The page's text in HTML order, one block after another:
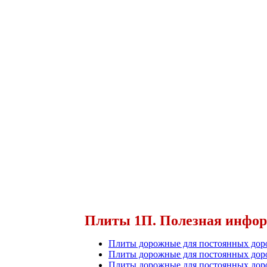
Плиты 1П. Полезная
Плиты дорожные для постоянных
Плиты дорожные для постоянных
Плиты дорожные для постоянных